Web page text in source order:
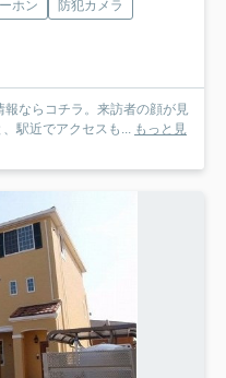
ホン
防犯カメラ
ならコチラ。来訪者の顔が見
駅近でアクセスも... もっと見